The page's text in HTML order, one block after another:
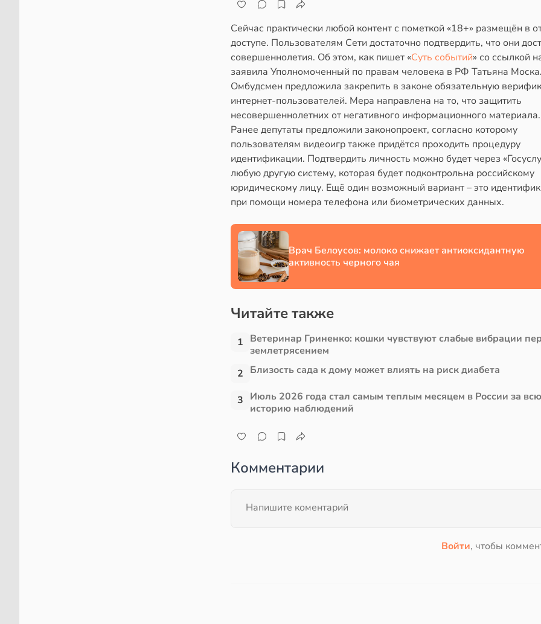
Сейчас практически любой контент с пометкой «18+» размещён в
доступе. Пользователям Сети достаточно подтвердить, что они
совершеннолетия. Об этом, как пишет «Суть событий» со ссылкой
заявила Уполномоченный по правам человека в РФ Татьяна
Омбудсмен предложила закрепить в законе обязательную
интернет-пользователей. Мера направлена на то, что защитить
несовершеннолетних от негативного информационного материала.
Ранее депутаты предложили законопроект, согласно которому
пользователям видеоигр также придётся проходить процедуру
идентификации. Подтвердить личность можно будет через
любую другую систему, которая будет подконтрольна российскому
юридическому лицу. Ещё один возможный вариант – это
при помощи номера телефона или биометрических данных.
Врач Белоусов: молоко снижает антиоксидантную
активность черного чая
Читайте также
1 Ветеринар Гриненко: кошки чувствуют слабые вибрации
землетрясением
2 Близость сада к дому может влиять на риск диабета
3 Июль 2026 года стал самым теплым месяцем в России за всю
историю наблюдений
Комментарии
Войти, чтобы